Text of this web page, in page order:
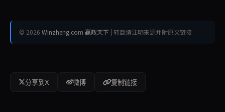
© 2026 Winzheng.com 赢政天下 | 转载请注明来源并附原文链接
分享到X 微博 复制链接